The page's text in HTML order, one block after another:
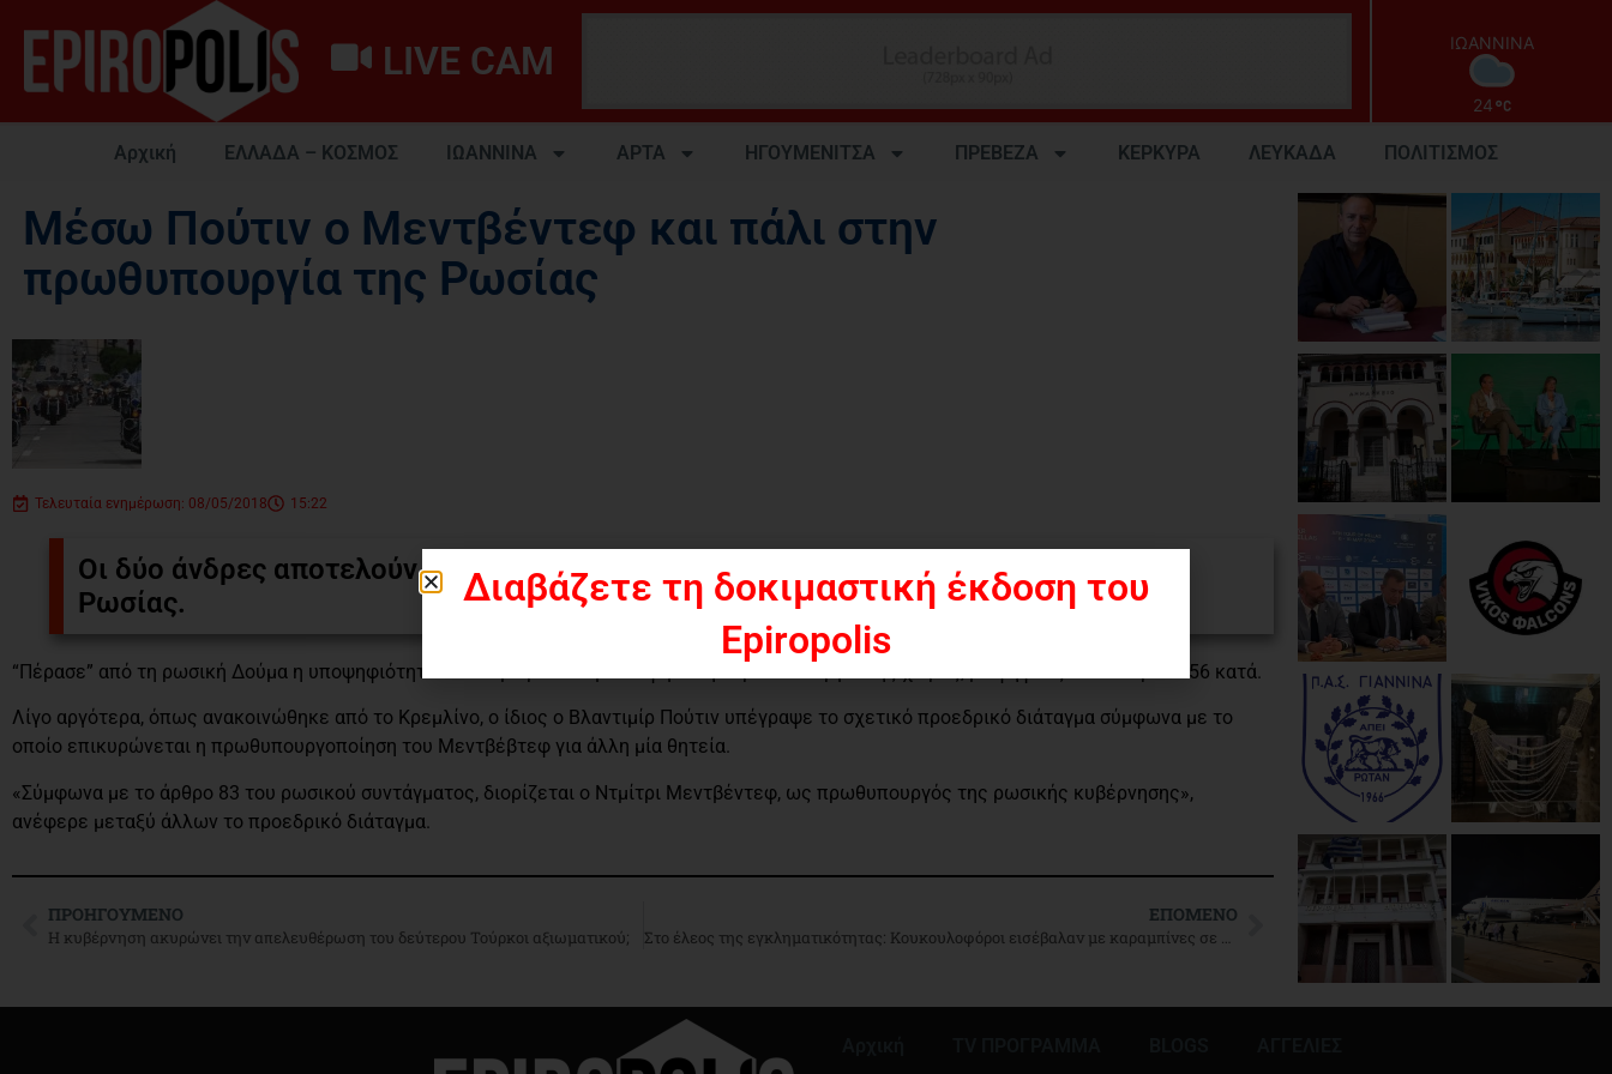
LIVE CAM ΙΩΑΝΝΙΝΑ
24
Αρχική ΕΛΛΑΔΑ – ΚΟΣΜΟΣ ΙΩΑΝΝΙΝΑ ΑΡΤΑ ΗΓΟΥΜΕΝΙΤΣΑ ΠΡΕΒΕΖΑ ΚΕΡΚΥΡΑ ΛΕΥΚΑΔΑ ΠΟΛΙΤΙΣΜΟΣ
Μέσω Πούτιν ο Μεντβέντεφ και πάλι στην
πρωθυπουργία της Ρωσίας
Τελευταία ενημέρωση: 08/05/2018 15:22
Οι δύο άνδρες αποτελούν δίχως αμφιβολία τα πιο επιφανή πολιτικά πρόσωπα της
Ρωσίας.
“Πέρασε” από τη ρωσική Δούμα η υποψηφιότητα του Ντμίτρι Μεντβέντεφ για την πρωθυπουργία της χώρας, με ψήφους 374 υπέρ και 56 κατά.
Λίγο αργότερα, όπως ανακοινώθηκε από το Κρεμλίνο, ο ίδιος ο Βλαντιμίρ Πούτιν υπέγραψε το σχετικό προεδρικό διάταγμα σύμφωνα με το
οποίο επικυρώνεται η πρωθυπουργοποίηση του Μεντβέβτεφ για άλλη μία θητεία.
«Σύμφωνα με το άρθρο 83 του ρωσικού συντάγματος, διορίζεται ο Ντμίτρι Μεντβέντεφ, ως πρωθυπουργός της ρωσικής κυβέρνησης»,
ανέφερε μεταξύ άλλων το προεδρικό διάταγμα.
ΠΡΟΗΓΟΎΜΕΝΟ
Η κυβέρνηση ακυρώνει την απελευθέρωση του δεύτερου Τούρκοι αξιωματικού;
ΕΠΌΜΕΝΟ
Στο έλεος της εγκληματικότητας: Κουκουλοφόροι εισέβαλαν με καραμπίνες σε σπίτι
Διαβάζετε τη δοκιμαστική έκδοση του
Epiropolis